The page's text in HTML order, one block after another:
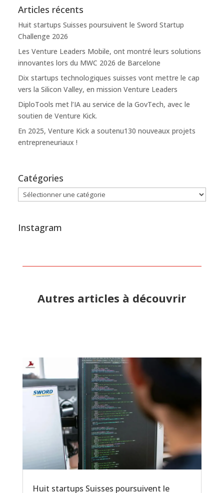
Articles récents
Huit startups Suisses poursuivent le Sword Startup
Challenge 2026
Les Venture Leaders Mobile, ont montré leurs solutions
innovantes lors du MWC 2026 de Barcelone
Dix startups technologiques suisses vont mettre le cap
vers la Silicon Valley, en mission Venture Leaders
DiploTools met l’IA au service de la GovTech, avec le
soutien de Venture Kick.
En 2025, Venture Kick a soutenu130 nouveaux projets
entrepreneuriaux !
Catégories
Catégories
Instagram
Autres articles à découvrir
Huit startups Suisses poursuivent le